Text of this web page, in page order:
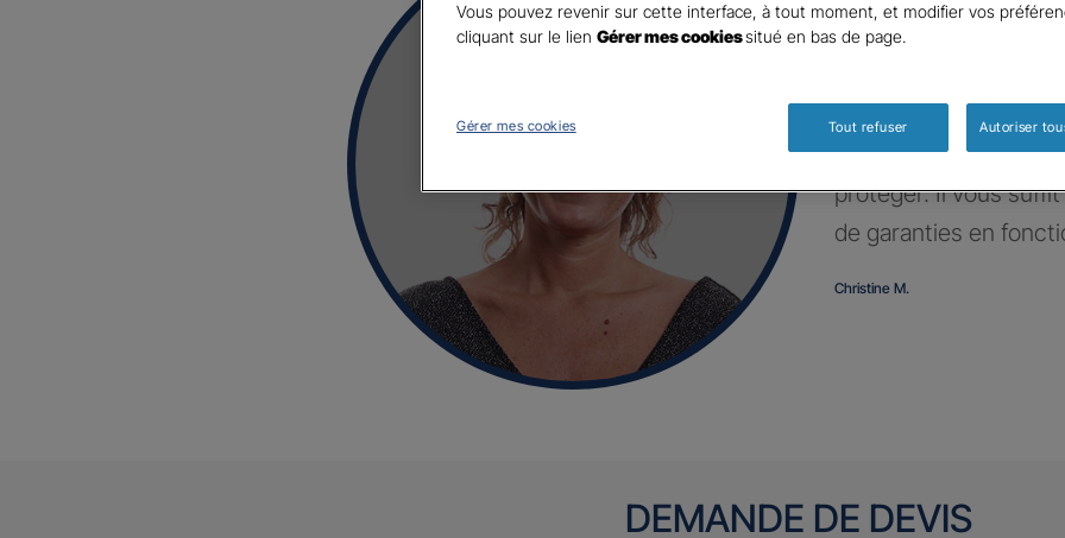
Parole
d’expert !
Profitez d’un contrat
protéger. Il vous
de garanties en
Christine M.
DEMANDE DE DEVIS
Vous pouvez revenir sur cette interface, à tout moment, et modifier vos
cliquant sur le lien Gérer mes cookiessitué en bas de page.
Gérer mes cookies Tout refuser Autoriser